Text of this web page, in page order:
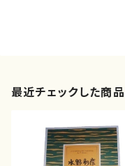
最近チェックした商品